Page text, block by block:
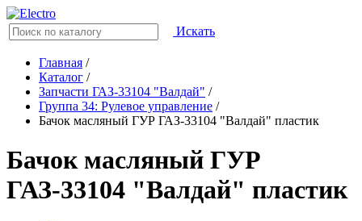
Искать
Главная /
Каталог /
Запчасти ГАЗ-33104 "Валдай" /
Группа 34: Рулевое управление /
Бачок масляный ГУР ГАЗ-33104 "Валдай" пластик
Бачок масляный ГУР
ГАЗ-33104 "Валдай" пластик